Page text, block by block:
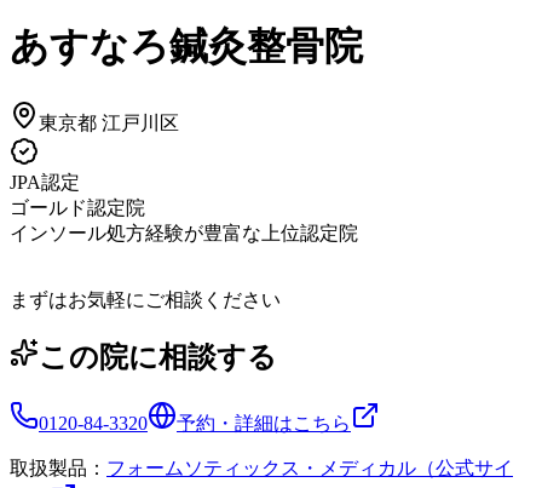
あすなろ鍼灸整骨院
東京都 江戸川区
JPA認定
ゴールド認定院
インソール処方経験が豊富な上位認定院
まずはお気軽にご相談ください
この院に相談する
0120-84-3320 予約・詳細はこちら
取扱製品： フォームソティックス・メディカル（公式サイ